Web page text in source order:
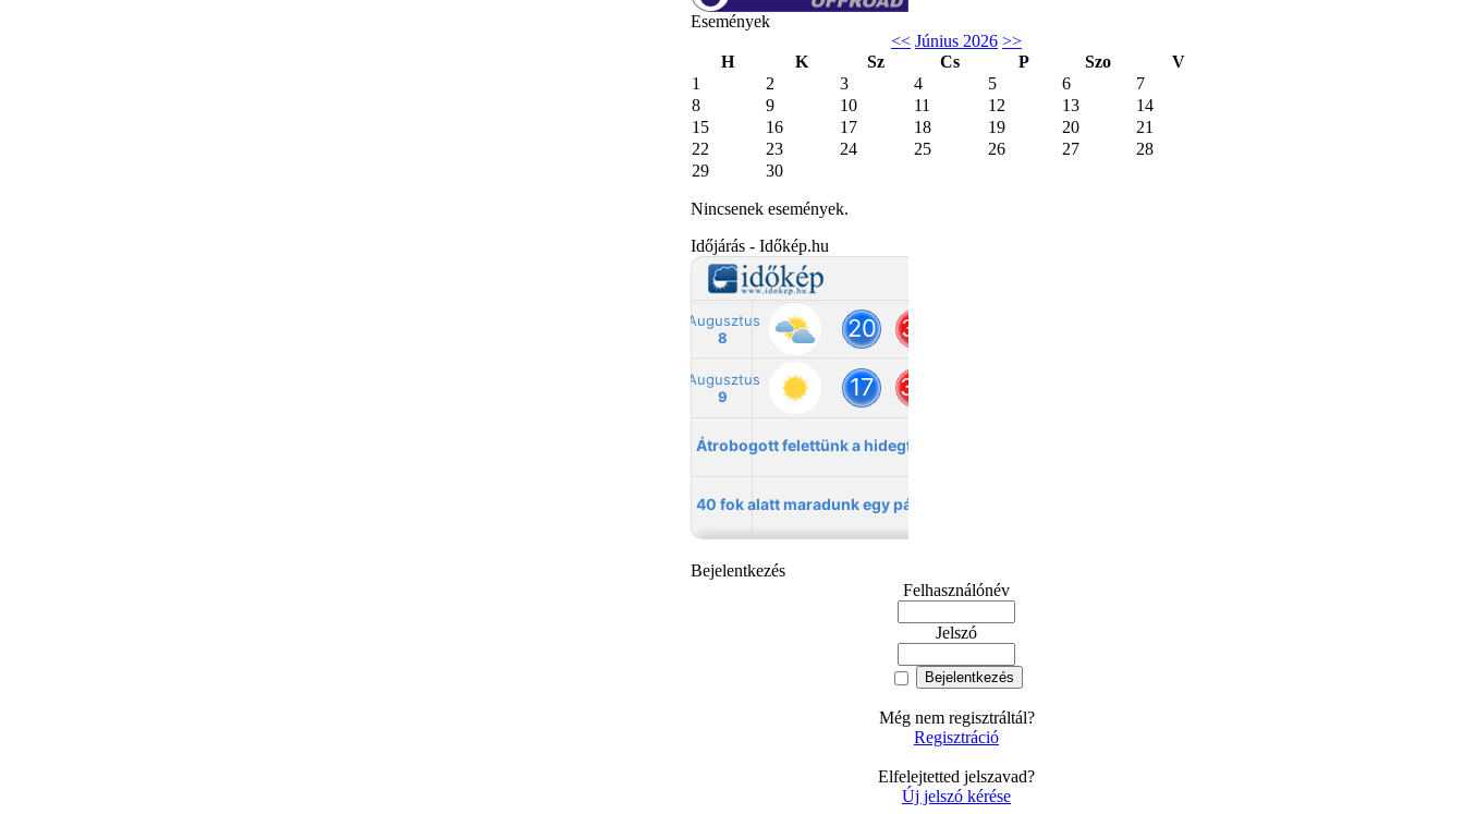
Események
<< Június 2026 >>
H
K Sz Cs P Szo
V
1
2 3 4 5 6
7
8
9 10 11 12 13
14
15
16 17 18 19 20
21
22
23 24 25 26 27
28
29
30
Nincsenek események.
Időjárás - Időkép.hu
Bejelentkezés
Felhasználónév
Jelszó
Még nem regisztráltál?
Regisztráció
Elfelejtetted jelszavad?
Új jelszó kérése